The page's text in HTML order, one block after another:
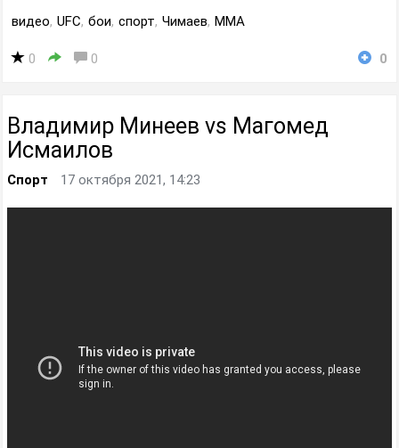
видео, UFC, бои, спорт, Чимаев, MMA
0 0 0
Владимир Минеев vs Магомед
Исмаилов
Спорт 17 октября 2021, 14:23